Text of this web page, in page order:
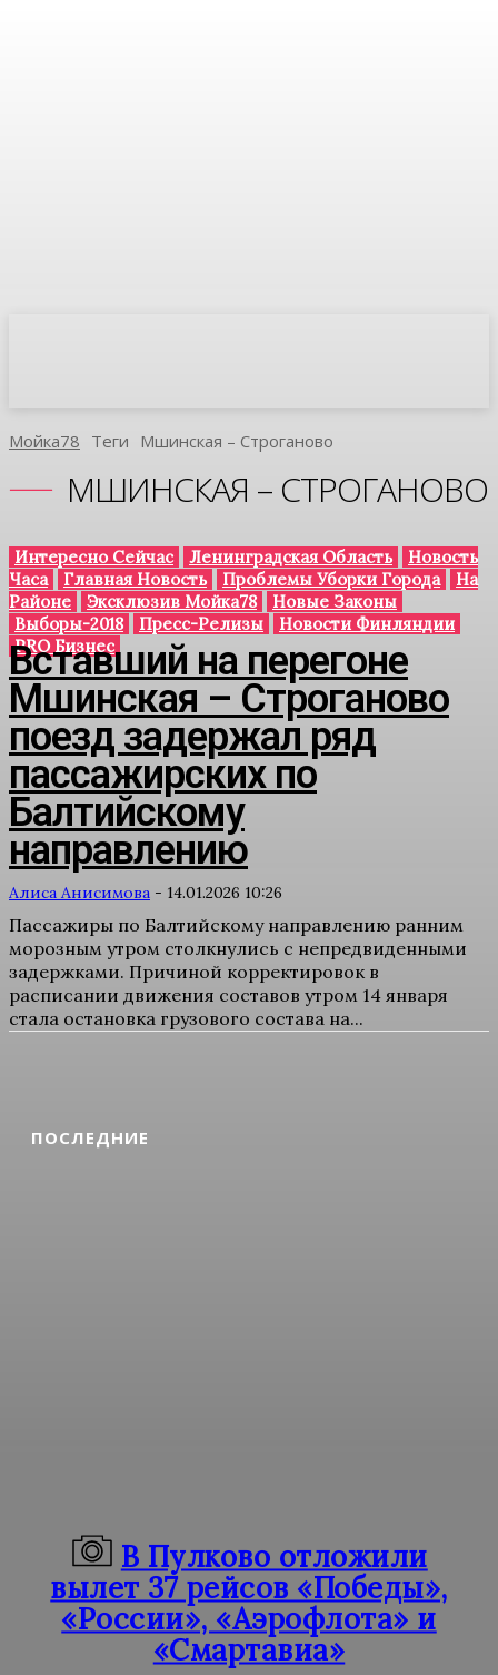
ПОСЛЕДНИЕ
В Пулково отложили
вылет 37 рейсов «Победы»,
«России», «Аэрофлота» и
«Смартавиа»
Мойка78 Теги Мшинская – Строганово
МШИНСКАЯ – СТРОГАНОВО
Интересно Сейчас Ленинградская Область
Новость
Часа
Главная Новость Проблемы Уборки Города
На
Районе
Эксклюзив Мойка78
Новые Законы
Выборы-2018
Пресс-Релизы
Новости Финляндии
PRO Бизнес
Вставший на перегоне
Мшинская – Строганово
поезд задержал ряд
пассажирских по
Балтийскому
направлению
Алиса Анисимова - 14.01.2026 10:26
Пассажиры по Балтийскому направлению ранним
морозным утром столкнулись с непредвиденными
задержками. Причиной корректировок в
расписании движения составов утром 14 января
стала остановка грузового состава на...